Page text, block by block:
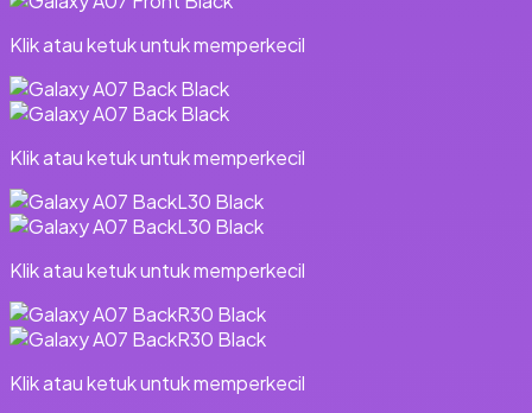
Klik atau ketuk untuk memperkecil
Klik atau ketuk untuk memperkecil
Klik atau ketuk untuk memperkecil
Klik atau ketuk untuk memperkecil